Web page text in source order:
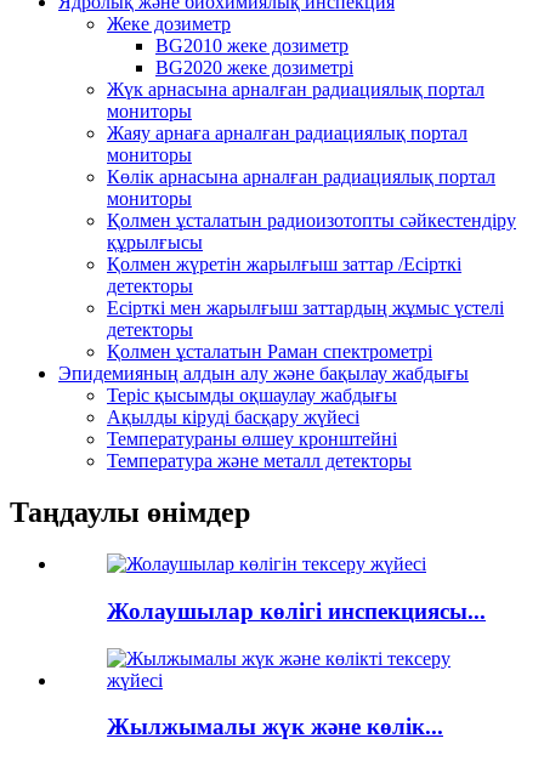
Жеке дозиметр
BG2010 жеке дозиметр
BG2020 жеке дозиметрі
Жүк арнасына арналған радиациялық портал
мониторы
Жаяу арнаға арналған радиациялық портал
мониторы
Көлік арнасына арналған радиациялық портал
мониторы
Қолмен ұсталатын радиоизотопты сәйкестендіру
құрылғысы
Қолмен жүретін жарылғыш заттар /Есірткі
детекторы
Есірткі мен жарылғыш заттардың жұмыс үстелі
детекторы
Қолмен ұсталатын Раман спектрометрі
Эпидемияның алдын алу және бақылау жабдығы
Теріс қысымды оқшаулау жабдығы
Ақылды кіруді басқару жүйесі
Температураны өлшеу кронштейні
Температура және металл детекторы
Таңдаулы өнімдер
Жолаушылар көлігі инспекциясы...
Жылжымалы жүк және көлік...